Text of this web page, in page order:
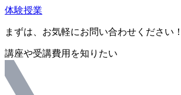
体験授業
まずは、お気軽にお問い合わせください！
講座や受講費用を知りたい